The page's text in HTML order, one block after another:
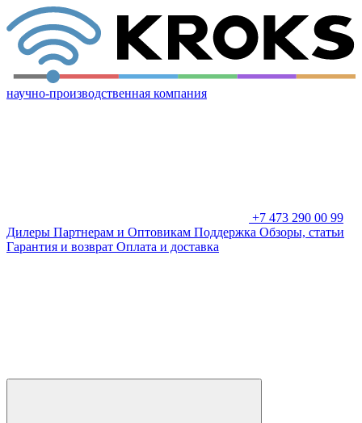
научно-производственная компания
+7 473 290 00 99
Дилеры Партнерам и Оптовикам Поддержка Обзоры, статьи
Гарантия и возврат Оплата и доставка